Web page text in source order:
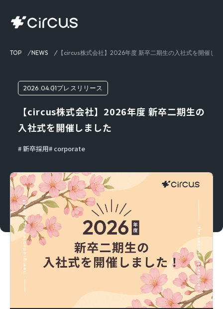
TOP NEWS 【circus株式会社】2026年度 新卒二期生の入社式を開催し
2026.04.01プレスリリース
【circus株式会社】2026年度 新卒二期生の
入社式を開催しました
新卒採用 corporate